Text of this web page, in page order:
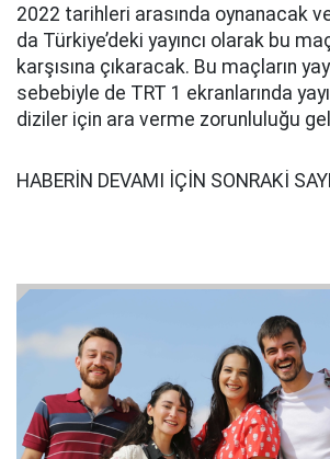
2022 tarihleri arasında oynanacak
da Türkiye’deki yayıncı olarak bu
karşısına çıkaracak. Bu maçların
sebebiyle de TRT 1 ekranlarında
diziler için ara verme zorunluluğu
HABERİN DEVAMI İÇİN SONRAKİ